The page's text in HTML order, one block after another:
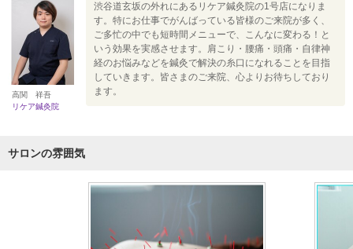
高関 祥吾
リケア鍼灸院
渋谷道玄坂の外れにあるリケア鍼灸院の1号店になりま
す。特にお仕事でがんばっている皆様のご来院が多く、
ご多忙の中でも短時間メニューで、こんなに変わる！と
いう効果を実感させます。肩こり・腰痛・頭痛・自律神
経のお悩みなどを鍼灸で解決の糸口になれることを目指
していきます。皆さまのご来院、心よりお待ちしており
ます。
サロンの雰囲気